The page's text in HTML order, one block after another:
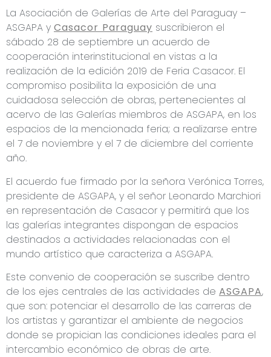
La Asociación de Galerías de Arte del Paraguay –
ASGAPA y Casacor Paraguay suscribieron el
sábado 28 de septiembre un acuerdo de
cooperación interinstitucional en vistas a la
realización de la edición 2019 de Feria Casacor. El
compromiso posibilita la exposición de una
cuidadosa selección de obras, pertenecientes al
acervo de las Galerías miembros de ASGAPA, en los
espacios de la mencionada feria; a realizarse entre
el 7 de noviembre y el 7 de diciembre del corriente
año.
El acuerdo fue firmado por la señora Verónica Torres,
presidente de ASGAPA, y el señor Leonardo Marchiori
en representación de Casacor y permitirá que los
las galerías integrantes dispongan de espacios
destinados a actividades relacionadas con el
mundo artístico que caracteriza a ASGAPA.
Este convenio de cooperación se suscribe dentro
de los ejes centrales de las actividades de ASGAPA,
que son: potenciar el desarrollo de las carreras de
los artistas y garantizar el ambiente de negocios
donde se propician las condiciones ideales para el
intercambio económico de obras de arte.